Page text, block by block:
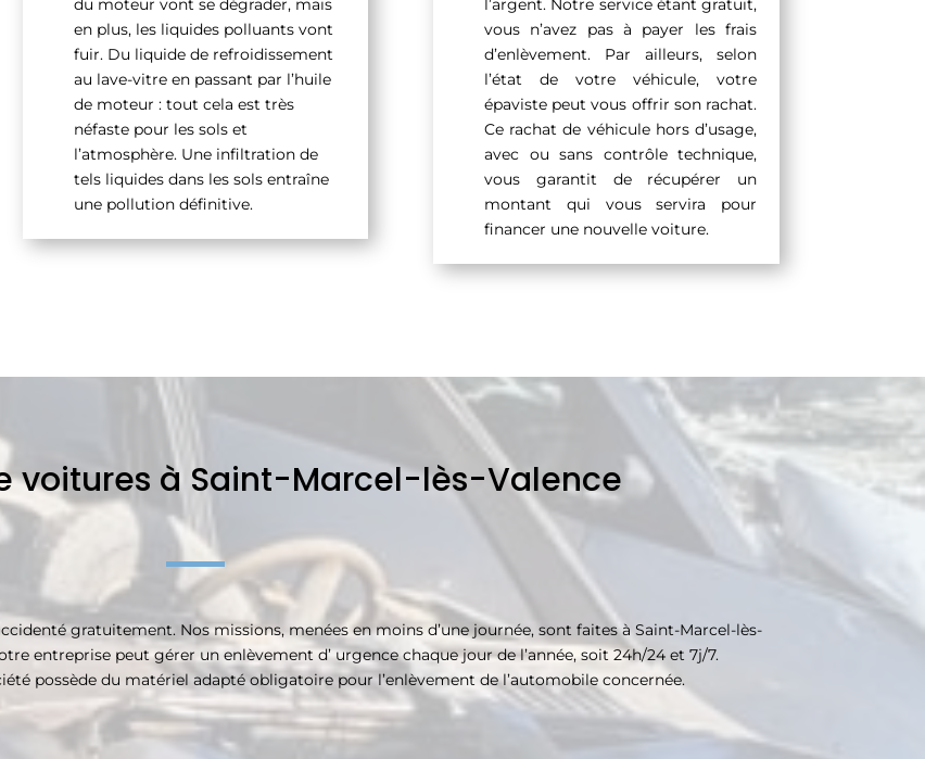
du moteur vont se dégrader, mais
en plus, les liquides polluants vont
fuir. Du liquide de refroidissement
au lave-vitre en passant par l’huile
de moteur : tout cela est très
néfaste pour les sols et
l’atmosphère. Une infiltration de
tels liquides dans les sols entraîne
une pollution définitive.
l’argent. Notre service étant gratuit,
vous n’avez pas à payer les frais
d’enlèvement. Par ailleurs, selon
l’état de votre véhicule, votre
épaviste peut vous offrir son rachat.
Ce rachat de véhicule hors d’usage,
avec ou sans contrôle technique,
vous garantit de récupérer un
montant qui vous servira pour
financer une nouvelle voiture.
voitures à Saint-Marcel-lès-Valence
gratuitement. Nos missions, menées en moins d’une journée, sont faites à Saint-Marcel-lès-
entreprise peut gérer un enlèvement d’ urgence chaque jour de l’année, soit 24h/24 et 7j/7.
possède du matériel adapté obligatoire pour l’enlèvement de l’automobile concernée.